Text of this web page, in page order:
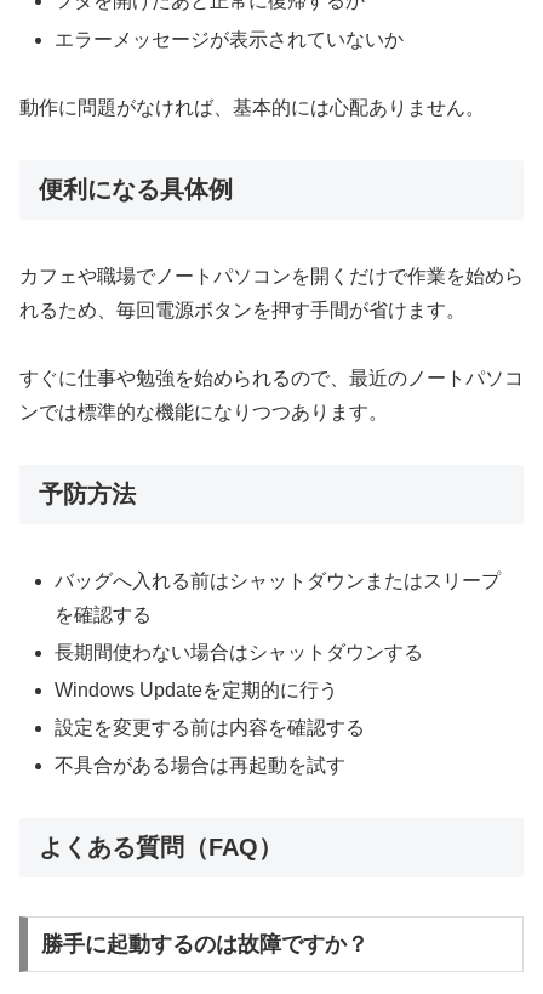
エラーメッセージが表示されていないか
動作に問題がなければ、基本的には心配ありません。
便利になる具体例
カフェや職場でノートパソコンを開くだけで作業を始めら
れるため、毎回電源ボタンを押す手間が省けます。
すぐに仕事や勉強を始められるので、最近のノートパソコ
ンでは標準的な機能になりつつあります。
予防方法
バッグへ入れる前はシャットダウンまたはスリープ
を確認する
長期間使わない場合はシャットダウンする
Windows Updateを定期的に行う
設定を変更する前は内容を確認する
不具合がある場合は再起動を試す
よくある質問（FAQ）
勝手に起動するのは故障ですか？